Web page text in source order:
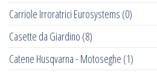
Carriole Irroratrici Eurosystems (0)
Casette da Giardino (8)
Catene Husqvarna - Motoseghe (1)